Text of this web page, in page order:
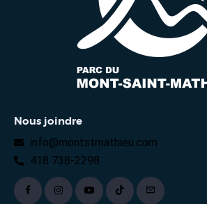
Nous joindre
info@montstmathieu.com
418 738-2298